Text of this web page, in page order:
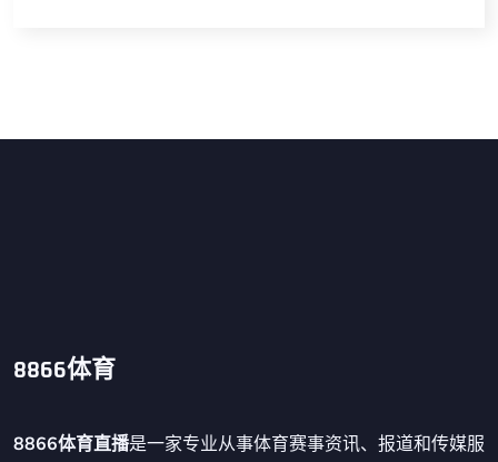
8866体育
8866体育直播是一家专业从事体育赛事资讯、报道和传媒服